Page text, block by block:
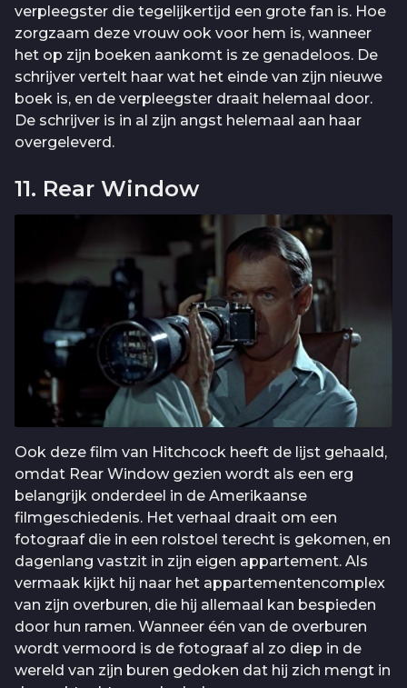
verpleegster die tegelijkertijd een grote fan is. Hoe
zorgzaam deze vrouw ook voor hem is, wanneer
het op zijn boeken aankomt is ze genadeloos. De
schrijver vertelt haar wat het einde van zijn nieuwe
boek is, en de verpleegster draait helemaal door.
De schrijver is in al zijn angst helemaal aan haar
overgeleverd.
11. Rear Window
Ook deze film van Hitchcock heeft de lijst gehaald,
omdat Rear Window gezien wordt als een erg
belangrijk onderdeel in de Amerikaanse
filmgeschiedenis. Het verhaal draait om een
fotograaf die in een rolstoel terecht is gekomen, en
dagenlang vastzit in zijn eigen appartement. Als
vermaak kijkt hij naar het appartementencomplex
van zijn overburen, die hij allemaal kan bespieden
door hun ramen. Wanneer één van de overburen
wordt vermoord is de fotograaf al zo diep in de
wereld van zijn buren gedoken dat hij zich mengt in